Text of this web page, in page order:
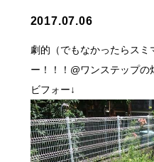
2017.07.06
劇的（でもなかったらスミ
ー！！！@ワンステップの
ビフォー↓